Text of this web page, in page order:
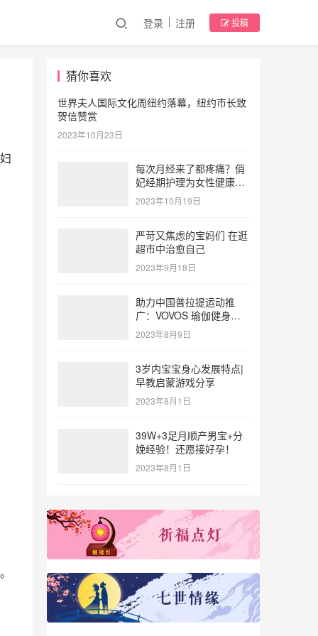
登录 注册 投稿
猜你喜欢
世界夫人国际文化周纽约落幕，纽约市长致
贺信赞赏
2023年10月23日
每次月经来了都疼痛？俏
妃经期护理为女性健康护
航
2023年10月19日
严苛又焦虑的宝妈们 在逛
超市中治愈自己
2023年9月18日
助力中国普拉提运动推
广：VOVOS 瑜伽健身服
参与北体大专业普拉提教
练培训
2023年8月9日
3岁内宝宝身心发展特点|
早教启蒙游戏分享
2023年8月1日
39W+3足月顺产男宝+分
娩经验！还愿接好孕！
2023年8月1日